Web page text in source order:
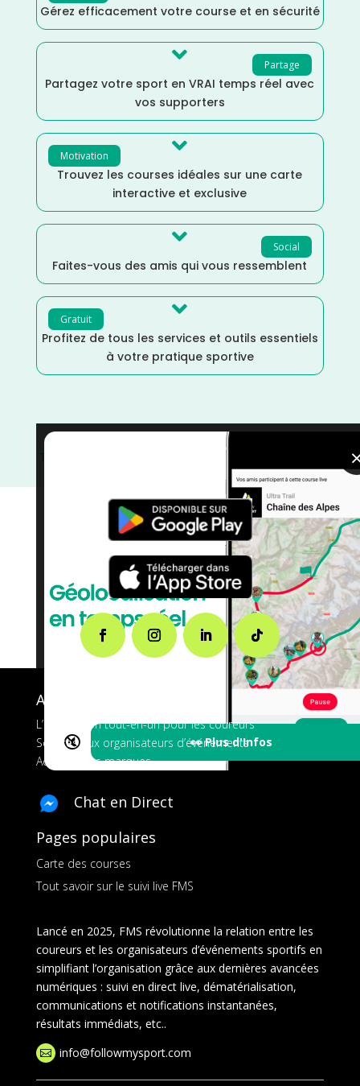
Gérez efficacement votre course et en sécurité
Partage

Partagez votre sport en VRAI temps réel avec
vos supporters
Motivation 
Trouvez les courses idéales sur une carte
interactive et exclusive
Social

Faites-vous des amis qui vous ressemblent
Gratuit 
Profitez de tous les services et outils essentiels
à votre pratique sportive
🔇 👀 Plus d'Infos
Trail
Bretagne
A propos de FMS
L’application tout-en-un pour les coureurs
Services aux organisateurs d’événements
Ads pour les marques
Chat en Direct
Pages populaires
Carte des courses
Tout savoir sur le suivi live FMS
Lancé en 2025, FMS révolutionne la relation entre les
coureurs et les organisateurs d’événements sportifs en
simplifiant l’organisation grâce aux dernières avancées
numériques : suivi en direct live, dématérialisation,
communications et notifications instantanées,
résultats immédiats, etc..
 info@followmysport.com